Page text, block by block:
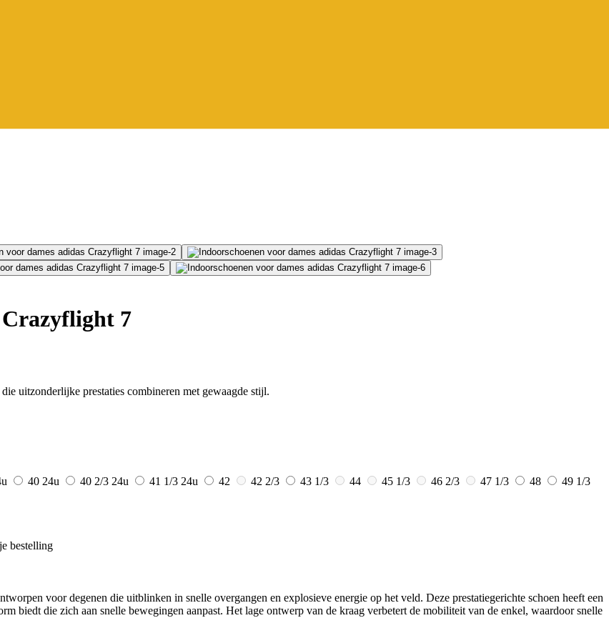
Crazyflight 7
uitzonderlijke prestaties combineren met gewaagde stijl.
40 24u 40 2/3 24u 41 1/3 24u 42 42 2/3 43 1/3 44 45 1/3 46 2/3 47 1/3 48
49 1/3
bestelling
voor degenen die uitblinken in snelle overgangen en explosieve energie op het veld. Deze prestatiegerichte schoen heeft een
biedt die zich aan snelle bewegingen aanpast. Het lage ontwerp van de kraag verbetert de mobiliteit van de enkel, waardoor snelle